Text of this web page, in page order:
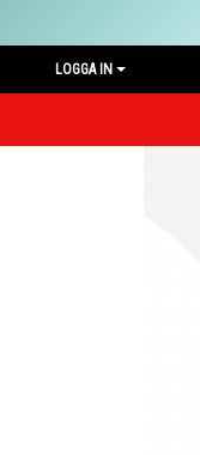
LOGGA IN